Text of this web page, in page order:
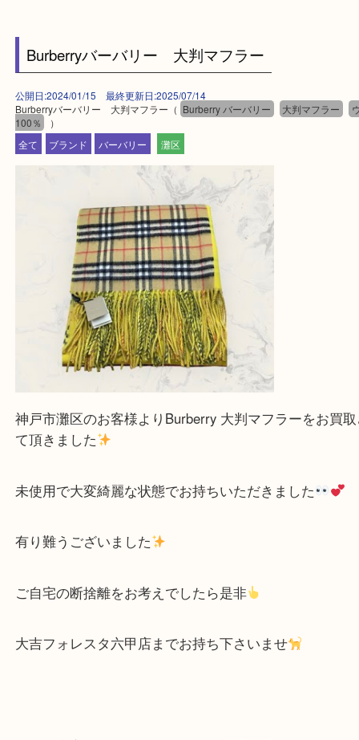
HOME
Burberryバーバリー 大判マフラー
公開日:2024/01/15 最終更新日:2025/07/14
Burberryバーバリー 大判マフラー（
Burberry バーバリー
ブランド バーバリー 灘区
神戸市灘区のお客様よりBurberry 大判マフラーを
未使用で大変綺麗な状態でお持ちいただきました
有り難うございました